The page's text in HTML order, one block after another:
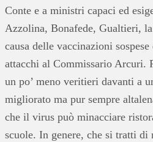
Conte e a ministri capaci ed
Azzolina, Bonafede, Gualtieri,
causa delle vaccinazioni sospese
attacchi al Commissario Arcuri.
un po’ meno veritieri davanti a
migliorato ma pur sempre
che il virus può minacciare
scuole. In genere, che si tratti